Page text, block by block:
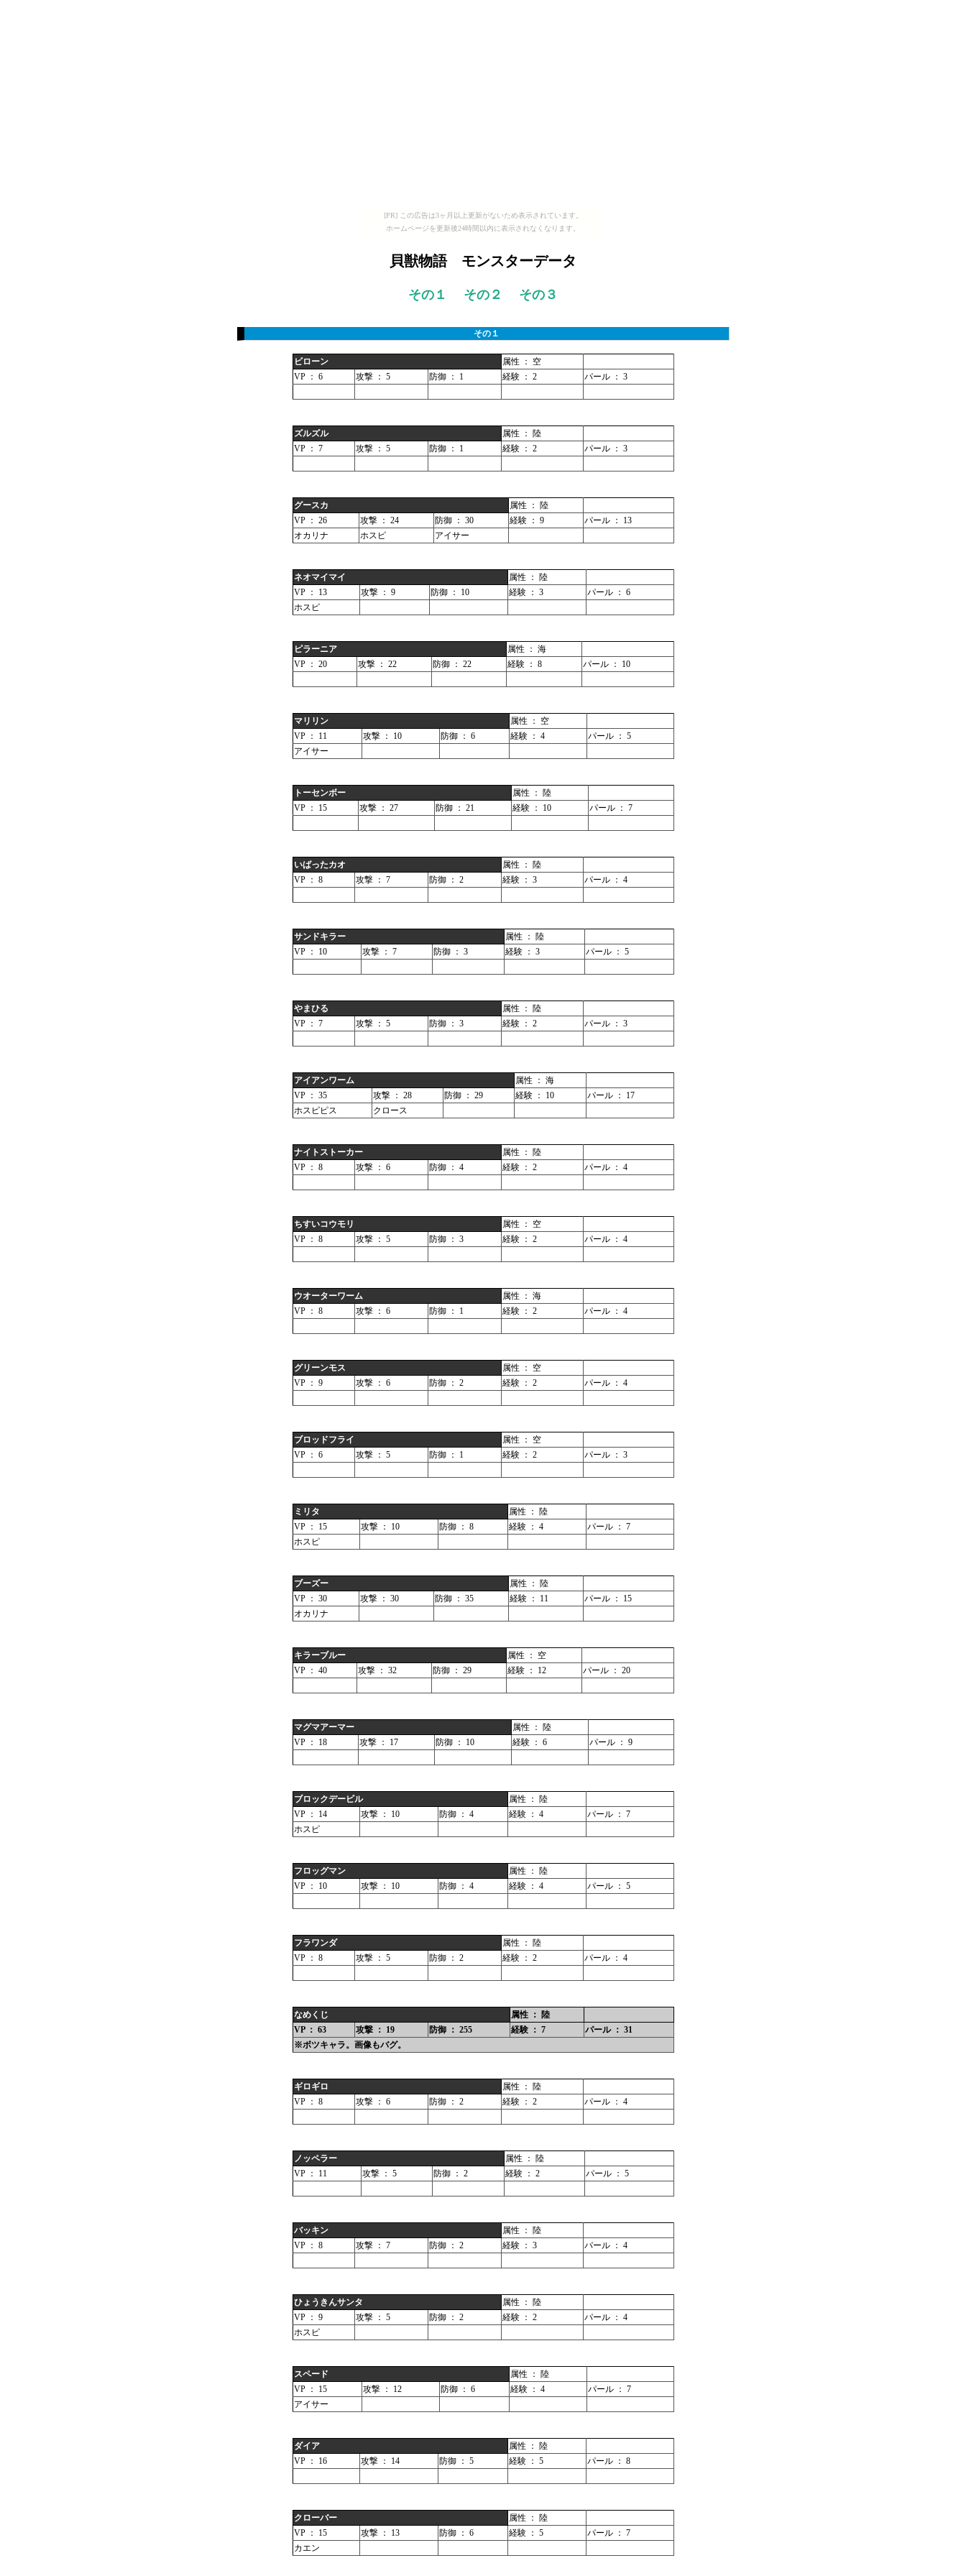
[PR] この広告は3ヶ月以上更新がないため表示されています。
ホームページを更新後24時間以内に表示されなくなります。
貝獣物語 モンスターデータ
その１ その２ その３
その１
ビローン
属性 ： 空
VP ： 6
攻撃 ： 5 防御 ： 1 経験 ： 2 パール ： 3
ズルズル
属性 ： 陸
VP ： 7
攻撃 ： 5 防御 ： 1 経験 ： 2 パール ： 3
グースカ
属性 ： 陸
VP ： 26
攻撃 ： 24 防御 ： 30 経験 ： 9
パール ： 13
オカリナ
ホスピ アイサー
ネオマイマイ
属性 ： 陸
VP ： 13
攻撃 ： 9 防御 ： 10 経験 ： 3
パール ： 6
ホスピ
ピラーニア
属性 ： 海
VP ： 20
攻撃 ： 22 防御 ： 22 経験 ： 8 パール ： 10
マリリン
属性 ： 空
VP ： 11
攻撃 ： 10 防御 ： 6 経験 ： 4
パール ： 5
アイサー
トーセンボー
属性 ： 陸
VP ： 15
攻撃 ： 27 防御 ： 21 経験 ： 10 パール ： 7
いばったカオ
属性 ： 陸
VP ： 8
攻撃 ： 7 防御 ： 2 経験 ： 3 パール ： 4
サンドキラー
属性 ： 陸
VP ： 10
攻撃 ： 7 防御 ： 3 経験 ： 3 パール ： 5
やまひる
属性 ： 陸
VP ： 7
攻撃 ： 5 防御 ： 3 経験 ： 2 パール ： 3
アイアンワーム
属性 ： 海
VP ： 35
攻撃 ： 28 防御 ： 29 経験 ： 10
パール ： 17
ホスピピス
クロース
ナイトストーカー
属性 ： 陸
VP ： 8
攻撃 ： 6 防御 ： 4 経験 ： 2 パール ： 4
ちすいコウモリ
属性 ： 空
VP ： 8
攻撃 ： 5 防御 ： 3 経験 ： 2 パール ： 4
ウオーターワーム
属性 ： 海
VP ： 8
攻撃 ： 6 防御 ： 1 経験 ： 2 パール ： 4
グリーンモス
属性 ： 空
VP ： 9
攻撃 ： 6 防御 ： 2 経験 ： 2 パール ： 4
ブロッドフライ
属性 ： 空
VP ： 6
攻撃 ： 5 防御 ： 1 経験 ： 2 パール ： 3
ミリタ
属性 ： 陸
VP ： 15
攻撃 ： 10 防御 ： 8 経験 ： 4
パール ： 7
ホスピ
ブーズー
属性 ： 陸
VP ： 30
攻撃 ： 30 防御 ： 35 経験 ： 11
パール ： 15
オカリナ
キラーブルー
属性 ： 空
VP ： 40
攻撃 ： 32 防御 ： 29 経験 ： 12 パール ： 20
マグマアーマー
属性 ： 陸
VP ： 18
攻撃 ： 17 防御 ： 10 経験 ： 6 パール ： 9
ブロックデービル
属性 ： 陸
VP ： 14
攻撃 ： 10 防御 ： 4 経験 ： 4
パール ： 7
ホスピ
フロッグマン
属性 ： 陸
VP ： 10
攻撃 ： 10 防御 ： 4 経験 ： 4 パール ： 5
フラワンダ
属性 ： 陸
VP ： 8
攻撃 ： 5 防御 ： 2 経験 ： 2 パール ： 4
なめくじ
属性 ： 陸
VP ： 63
攻撃 ： 19 防御 ： 255 経験 ： 7
パール ： 31
※ボツキャラ。画像もバグ。
ギロギロ
属性 ： 陸
VP ： 8
攻撃 ： 6 防御 ： 2 経験 ： 2 パール ： 4
ノッペラー
属性 ： 陸
VP ： 11
攻撃 ： 5 防御 ： 2 経験 ： 2 パール ： 5
バッキン
属性 ： 陸
VP ： 8
攻撃 ： 7 防御 ： 2 経験 ： 3 パール ： 4
ひょうきんサンタ
属性 ： 陸
VP ： 9
攻撃 ： 5 防御 ： 2 経験 ： 2
パール ： 4
ホスピ
スペード
属性 ： 陸
VP ： 15
攻撃 ： 12 防御 ： 6 経験 ： 4
パール ： 7
アイサー
ダイア
属性 ： 陸
VP ： 16
攻撃 ： 14 防御 ： 5 経験 ： 5 パール ： 8
クローバー
属性 ： 陸
VP ： 15
攻撃 ： 13 防御 ： 6 経験 ： 5
パール ： 7
カエン